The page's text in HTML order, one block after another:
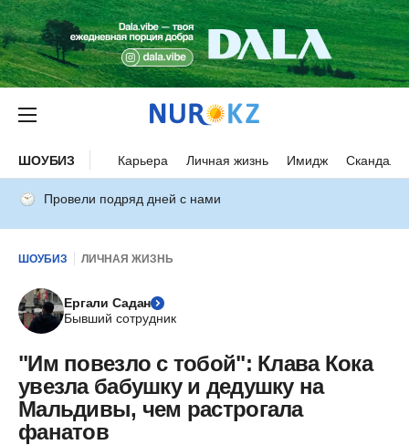
ШОУБИЗ Карьера Личная жизнь Имидж Скандалы
Провели подряд дней с нами
ШОУБИЗ ЛИЧНАЯ ЖИЗНЬ
Ергали Садан
Бывший сотрудник
"Им повезло с тобой": Клава Кока
увезла бабушку и дедушку на
Мальдивы, чем растрогала
фанатов